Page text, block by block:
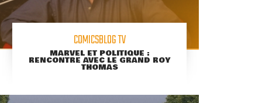
COMICSBLOG TV
MARVEL ET POLITIQUE :
RENCONTRE AVEC LE GRAND ROY
THOMAS